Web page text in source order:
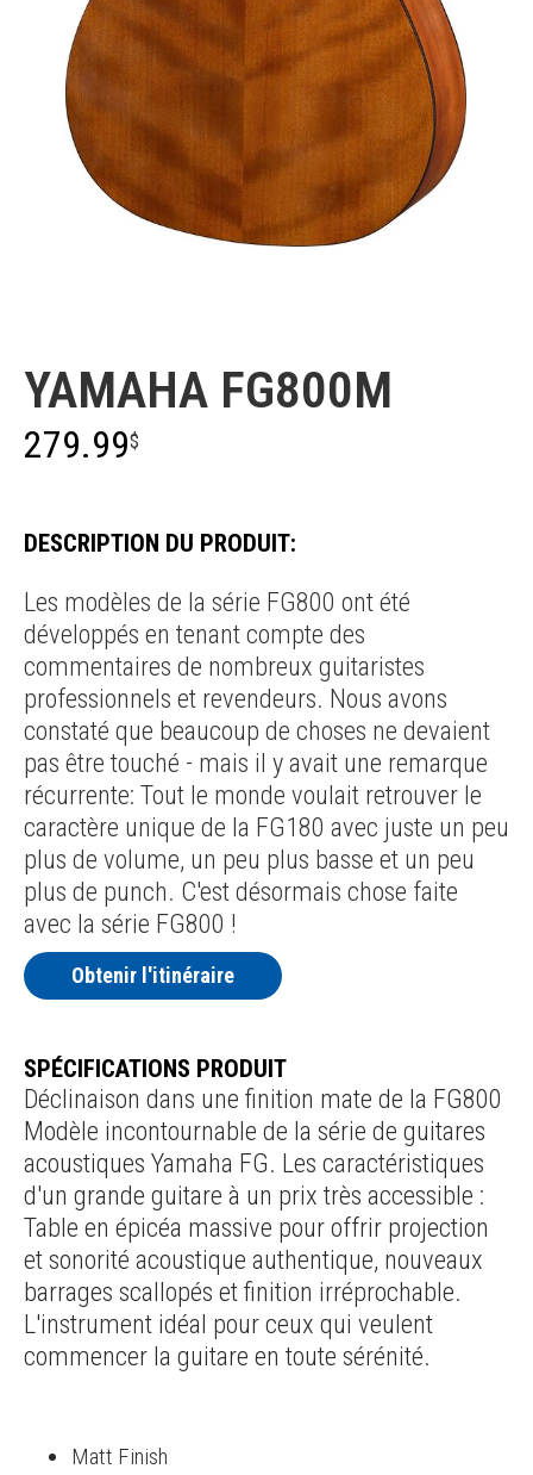
YAMAHA FG800M
279.99$
DESCRIPTION DU PRODUIT:
Les modèles de la série FG800 ont été
développés en tenant compte des
commentaires de nombreux guitaristes
professionnels et revendeurs. Nous avons
constaté que beaucoup de choses ne devaient
pas être touché - mais il y avait une remarque
récurrente: Tout le monde voulait retrouver le
caractère unique de la FG180 avec juste un peu
plus de volume, un peu plus basse et un peu
plus de punch. C'est désormais chose faite
avec la série FG800 !
Obtenir l'itinéraire
SPÉCIFICATIONS PRODUIT
Déclinaison dans une finition mate de la FG800
Modèle incontournable de la série de guitares
acoustiques Yamaha FG. Les caractéristiques
d'un grande guitare à un prix très accessible :
Table en épicéa massive pour offrir projection
et sonorité acoustique authentique, nouveaux
barrages scallopés et finition irréprochable.
L'instrument idéal pour ceux qui veulent
commencer la guitare en toute sérénité.
Matt Finish